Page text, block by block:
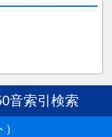
音索引検索